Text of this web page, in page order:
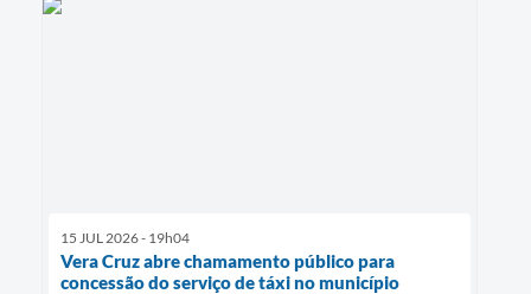
15 JUL 2026 - 19h04
Vera Cruz abre chamamento público para
concessão do serviço de táxi no município